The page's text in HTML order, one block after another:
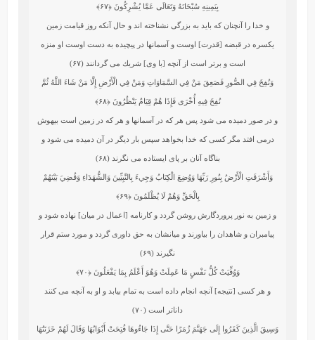
بِيَمِينِهِ سُبْحَانَهُ وَتَعَالَى عَمَّا يُشْرِكُونَ ﴿۶۷﴾
و خدا را آنچنان كه بايد به بزرگى نشناخته‏ اند و حال آنكه روز قيامت زمين
يكسره در قبضه [قدرت] اوست و آسمانها در پيچيده به دست اوست او منزه
است و برتر است از آنچه [با وى] شريك مى‏ گردانند (۶۷)
وَنُفِخَ فِي الصُّورِ فَصَعِقَ مَنْ فِي السَّمَاوَاتِ وَمَنْ فِي الْأَرْضِ إِلَّا مَنْ شَاءَ اللَّهُ ثُمَّ
نُفِخَ فِيهِ أُخْرَى فَإِذَا هُمْ قِيَامٌ يَنْظُرُونَ﴿۶۸﴾
و در صور دميده مى ‏شود پس هر كه در آسمانها و هر كه در زمين است بيهوش
درمى‏ افتد مگر كسى كه خدا بخواهد سپس بار ديگر در آن دميده مى ‏شود و
بناگاه آنان بر پاى ايستاده مى ‏نگرند (۶۸)
وَأَشْرَقَتِ الْأَرْضُ بِنُورِ رَبِّهَا وَوُضِعَ الْكِتَابُ وَجِيءَ بِالنَّبِيِّينَ وَالشُّهَدَاءِ وَقُضِيَ بَيْنَهُمْ
بِالْحَقِّ وَهُمْ لَا يُظْلَمُونَ﴿۶۹﴾
و زمين به نور پروردگارش روشن گردد و كارنامه [اعمال در ميان] نهاده شود و
پيامبران و شاهدان را بياورند و ميانشان به حق داورى گردد و مورد ستم قرار
نگيرند (۶۹)
وَوُفِّيَتْ كُلُّ نَفْسٍ مَا عَمِلَتْ وَهُوَ أَعْلَمُ بِمَا يَفْعَلُونَ﴿۷۰﴾
و هر كسى [نتيجه] آنچه انجام داده است به تمام بيابد و او به آنچه مى كنند
داناتر است (۷۰)
وَسِيقَ الَّذِينَ كَفَرُوا إِلَى جَهَنَّمَ زُمَرًا حَتَّى إِذَا جَاءُوهَا فُتِحَتْ أَبْوَابُهَا وَقَالَ لَهُمْ خَزَنَتُهَا